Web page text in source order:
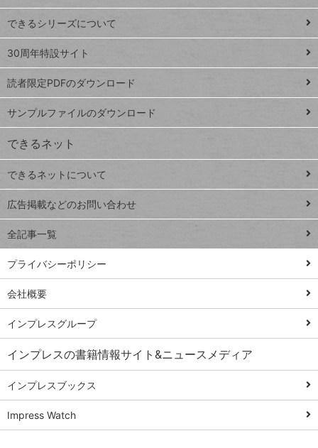
ド
Google
スプレ
ッドシ
ート
iPhone
VLOOKUP
close
閉じ
る
ト
ッ
プ
ペ
ジ
連載
Excel Q&A
トイアンナ流仕
事術
PowerAutomate
ではじめる業務
の完全自動化
AI議事録作成術
Windows 11
Q&A
Teams踏み込み
活用術
Excel講師の仕事
術
できるシリーズについて
30周年特設サイト
読者限定PDFのダウンロード
サンプルファイルのダウンロード
できるネット
できるネットについて
広告掲載などのお問い合わせ
全記事一覧
プライバシーポリシー
会社概要
インプレスグループ
インプレスの書籍情報サイト&ニュースメディア
インプレスブックス
Impress Watch